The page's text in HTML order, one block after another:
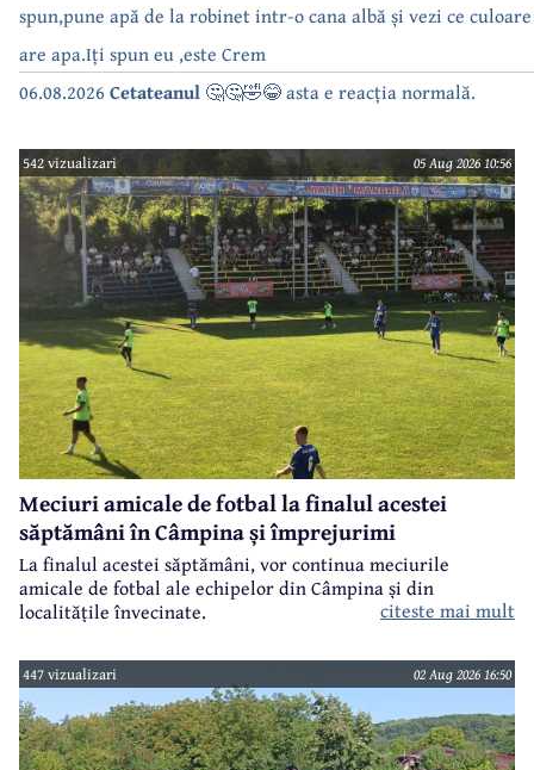
spun,pune apă de la robinet intr-o cana albă și vezi ce culoare
are apa.Iți spun eu ,este Crem
06.08.2026 Cetateanul 🤔🤔🤣😂 asta e reacția normală.
542 vizualizari 05 Aug 2026 10:56
Meciuri amicale de fotbal la finalul acestei
săptămâni în Câmpina și împrejurimi
La finalul acestei săptămâni, vor continua meciurile
amicale de fotbal ale echipelor din Câmpina și din
localitățile învecinate.
citeste mai mult
447 vizualizari 02 Aug 2026 16:50